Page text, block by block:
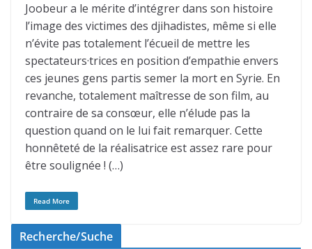
Joobeur a le mérite d’intégrer dans son histoire
l’image des victimes des djihadistes, même si elle
n’évite pas totalement l’écueil de mettre les
spectateurs·trices en position d’empathie envers
ces jeunes gens partis semer la mort en Syrie. En
revanche, totalement maîtresse de son film, au
contraire de sa consœur, elle n’élude pas la
question quand on le lui fait remarquer. Cette
honnêteté de la réalisatrice est assez rare pour
être soulignée ! (…)
Read More
Recherche/Suche